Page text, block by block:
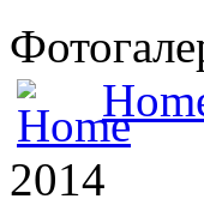
2014